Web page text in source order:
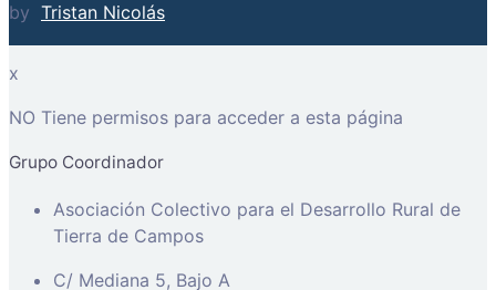
by Tristan Nicolás
x
NO Tiene permisos para acceder a esta página
Grupo Coordinador
Asociación Colectivo para el Desarrollo Rural de
Tierra de Campos
C/ Mediana 5, Bajo A